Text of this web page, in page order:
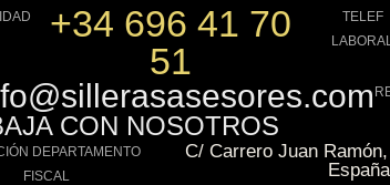
+34 696 41 70
51
TELEF
LABORAL
CON NOSOTROS
DEPARTAMENTO
FISCAL
C/ Carrero Juan
España